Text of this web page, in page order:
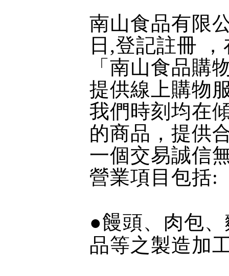
南山食品有限
日,登記註冊
「南山食品購
提供線上購物
我們時刻均在
的商品，提供
一個交易誠信
營業項目包括:
●饅頭、肉包、
品等之製造加